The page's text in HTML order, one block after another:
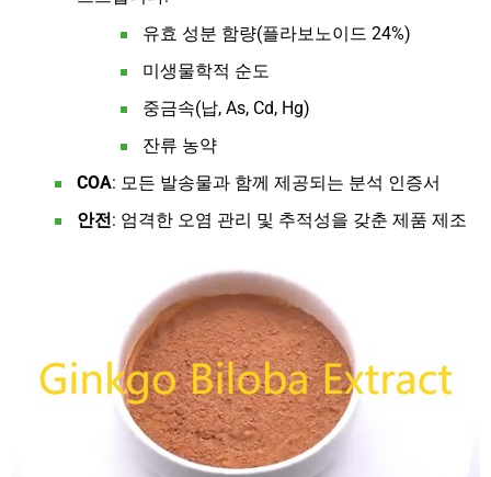
유효 성분 함량(플라보노이드 24%)
미생물학적 순도
중금속(납, As, Cd, Hg)
잔류 농약
COA: 모든 발송물과 함께 제공되는 분석 인증서
안전: 엄격한 오염 관리 및 추적성을 갖춘 제품 제조